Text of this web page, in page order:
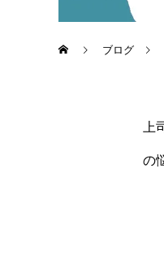
ブログ
の